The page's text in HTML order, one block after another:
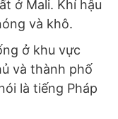
ở Mali. Khí hậu
và khô.
ở khu vực
và thành phố
là tiếng Pháp